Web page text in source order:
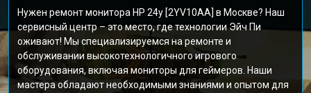
Нужен ремонт монитора HP 24y [2YV10AA] в Москве? Наш
сервисный центр – это место, где технологии Эйч Пи
оживают! Мы специализируемся на ремонте и
обслуживании высокотехнологичного игрового
оборудования, включая мониторы для геймеров. Наши
мастера обладают необходимыми знаниями и опытом для